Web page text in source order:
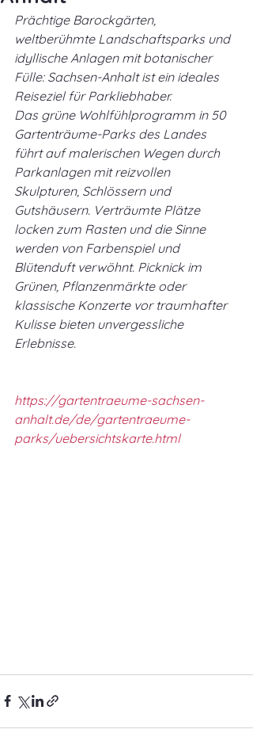
Prächtige Barockgärten,
weltberühmte Landschaftsparks und
idyllische Anlagen mit botanischer
Fülle: Sachsen-Anhalt ist ein ideales
Reiseziel für Parkliebhaber.
Das grüne Wohlfühlprogramm in 50
Gartenträume-Parks des Landes
führt auf malerischen Wegen durch
Parkanlagen mit reizvollen
Skulpturen, Schlössern und
Gutshäusern. Verträumte Plätze
locken zum Rasten und die Sinne
werden von Farbenspiel und
Blütenduft verwöhnt. Picknick im
Grünen, Pflanzenmärkte oder
klassische Konzerte vor traumhafter
Kulisse bieten unvergessliche
Erlebnisse.
https://gartentraeume-sachsen-
anhalt.de/de/gartentraeume-
parks/uebersichtskarte.html